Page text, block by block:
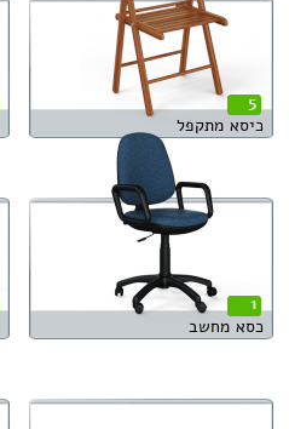
5
כיסא מתקפל
1
כסא מחשב